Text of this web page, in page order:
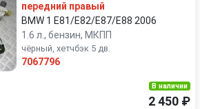
передний правый
BMW 1 E81/E82/E87/E88 2006
1.6 л., бензин, МКПП
чёрный, хетчбэк 5 дв.
7067796
В наличии
2 450 ₽